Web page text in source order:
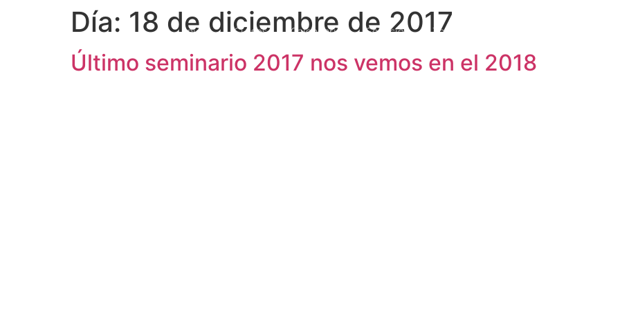
Inicio Cursos Calendario Servicios Zona Premium
Día: 18 de diciembre de 2017
Último seminario 2017 nos vemos en el 2018